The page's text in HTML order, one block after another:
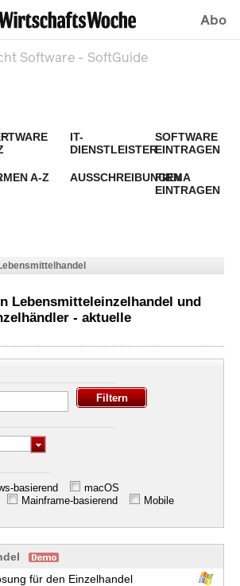
Abo
Software - SoftGuide
IT-
DIENSTLEISTER
SOFTWARE
EINTRAGEN
A-Z AUSSCHREIBUNGEN
FIRMA
EINTRAGEN
Lebensmitteleinzelhandel und
- aktuelle
basierend
macOS
Mainframe-basierend Mobile
für den Einzelhandel